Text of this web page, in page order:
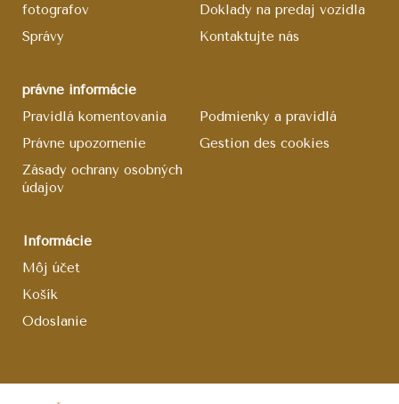
fotografov
Doklady na predaj vozidla
Správy
Kontaktujte nás
právne informácie
Pravidlá komentovania
Podmienky a pravidlá
Právne upozornenie
Gestion des cookies
Zásady ochrany osobných
údajov
Informácie
Môj účet
Košík
Odoslanie